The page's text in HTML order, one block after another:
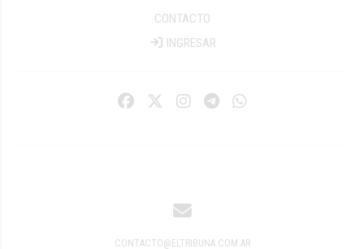
CONTACTO
INGRESAR
CONTACTO@ELTRIBUNA.COM.AR